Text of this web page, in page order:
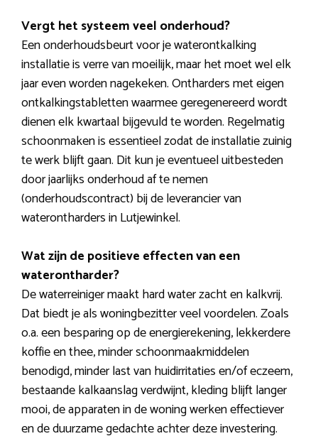
Vergt het systeem veel onderhoud?
Een onderhoudsbeurt voor je waterontkalking
installatie is verre van moeilijk, maar het moet wel elk
jaar even worden nagekeken. Ontharders met eigen
ontkalkingstabletten waarmee geregenereerd wordt
dienen elk kwartaal bijgevuld te worden. Regelmatig
schoonmaken is essentieel zodat de installatie zuinig
te werk blijft gaan. Dit kun je eventueel uitbesteden
door jaarlijks onderhoud af te nemen
(onderhoudscontract) bij de leverancier van
waterontharders in Lutjewinkel.
Wat zijn de positieve effecten van een
waterontharder?
De waterreiniger maakt hard water zacht en kalkvrij.
Dat biedt je als woningbezitter veel voordelen. Zoals
o.a. een besparing op de energierekening, lekkerdere
koffie en thee, minder schoonmaakmiddelen
benodigd, minder last van huidirritaties en/of eczeem,
bestaande kalkaanslag verdwijnt, kleding blijft langer
mooi, de apparaten in de woning werken effectiever
en de duurzame gedachte achter deze investering.